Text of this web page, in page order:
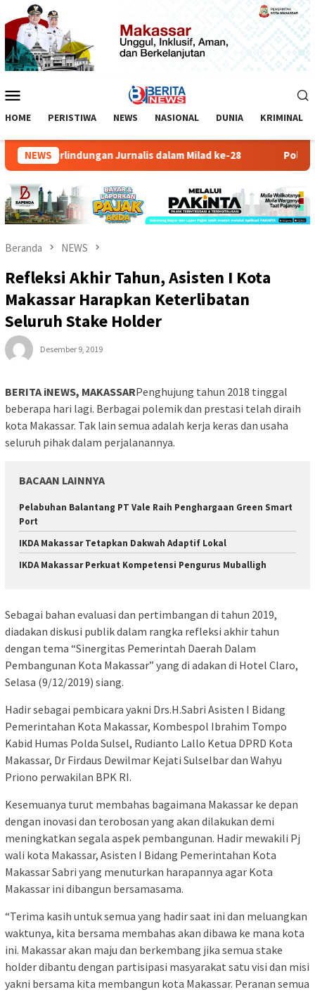
Loncat
ke
konten
Mobile
HOME PERISTIWA NEWS NASIONAL DUNIA KRIMINAL
NEWS
Perlindungan Jurnalis dalam Milad ke-28 Polisi
Beranda NEWS
Refleksi Akhir Tahun, Asisten I Kota
Makassar Harapkan Keterlibatan
Seluruh Stake Holder
Desember 9, 2019
BERITA iNEWS, MAKASSARPenghujung tahun 2018 tinggal
beberapa hari lagi. Berbagai polemik dan prestasi telah diraih
kota Makassar. Tak lain semua adalah kerja keras dan usaha
seluruh pihak dalam perjalanannya.
BACAAN LAINNYA
Pelabuhan Balantang PT Vale Raih Penghargaan Green Smart
Port
IKDA Makassar Tetapkan Dakwah Adaptif Lokal
IKDA Makassar Perkuat Kompetensi Pengurus Muballigh
Sebagai bahan evaluasi dan pertimbangan di tahun 2019,
diadakan diskusi publik dalam rangka refleksi akhir tahun
dengan tema “Sinergitas Pemerintah Daerah Dalam
Pembangunan Kota Makassar” yang di adakan di Hotel Claro,
Selasa (9/12/2019) siang.
Hadir sebagai pembicara yakni Drs.H.Sabri Asisten I Bidang
Pemerintahan Kota Makassar, Kombespol Ibrahim Tompo
Kabid Humas Polda Sulsel, Rudianto Lallo Ketua DPRD Kota
Makassar, Dr Firdaus Dewilmar Kejati Sulselbar dan Wahyu
Priono perwakilan BPK RI.
Kesemuanya turut membahas bagaimana Makassar ke depan
dengan inovasi dan terobosan yang akan dilakukan demi
meningkatkan segala aspek pembangunan. Hadir mewakili Pj
wali kota Makassar, Asisten I Bidang Pemerintahan Kota
Makassar Sabri yang menuturkan harapannya agar Kota
Makassar ini dibangun bersamasama.
“Terima kasih untuk semua yang hadir saat ini dan meluangkan
waktunya, kita bersama membahas akan dibawa ke mana kota
ini. Makassar akan maju dan berkembang jika semua stake
holder dibantu dengan partisipasi masyarakat satu visi dan misi
yakni bersama kita membangun kota Makassar. Peranan semua